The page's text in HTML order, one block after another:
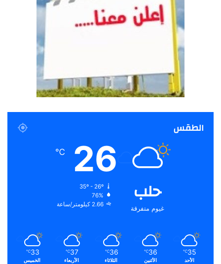
الطقس
حلب
غيوم متفرقة
26
℃
35º - 26º
76%
2.66 كيلومتر/ساعة
35
℃
الأحد
36
℃
الأثنين
36
℃
الثلاثاء
37
℃
الأربعاء
33
℃
الخميس